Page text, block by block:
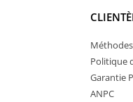
Politique
Garantie
ANPC